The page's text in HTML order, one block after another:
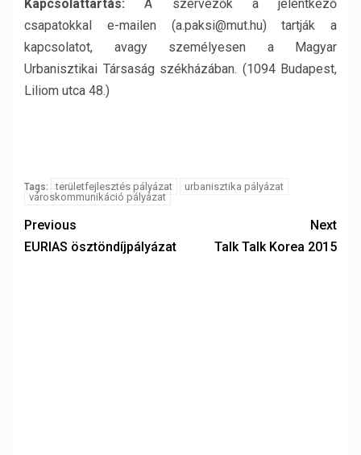
Kapcsolattartás:A szervezők a jelentkező
csapatokkal e-mailen (a.paksi@mut.hu) tartják a
kapcsolatot, avagy személyesen a Magyar
Urbanisztikai Társaság székházában. (1094 Budapest,
Liliom utca 48.)
Tags: területfejlesztés pályázat
urbanisztika pályázat
városkommunikáció pályázat
Previous
EURIAS ösztöndíjpályázat
Next
Talk Talk Korea 2015